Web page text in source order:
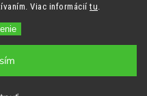
Viac informáciítu